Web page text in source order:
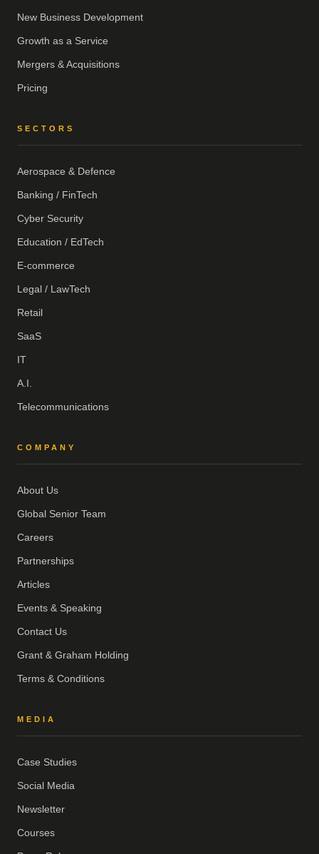
New Business Development
Growth as a Service
Mergers & Acquisitions
Pricing
SECTORS
Aerospace & Defence
Banking / FinTech
Cyber Security
Education / EdTech
E-commerce
Legal / LawTech
Retail
SaaS
IT
A.I.
Telecommunications
COMPANY
About Us
Global Senior Team
Careers
Partnerships
Articles
Events & Speaking
Contact Us
Grant & Graham Holding
Terms & Conditions
MEDIA
Case Studies
Social Media
Newsletter
Courses